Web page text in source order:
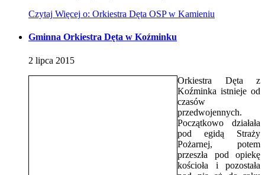
Czytaj Więcej o: Orkiestra Dęta OSP w Kamieniu
Gminna Orkiestra Dęta w Koźminku
2 lipca 2015
Orkiestra Dęta z
Koźminka istnieje od
czasów
przedwojennych.
Początkowo działała
pod egidą Straży
Pożarnej, potem
przeszła pod opiekę
kościoła i pozostała